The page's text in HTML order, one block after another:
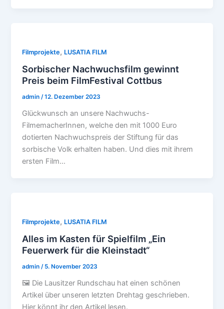
Filmprojekte, LUSATIA FILM
Sorbischer Nachwuchsfilm gewinnt
Preis beim FilmFestival Cottbus
admin/12. Dezember 2023
Glückwunsch an unsere Nachwuchs-
FilmemacherInnen, welche den mit 1000 Euro
dotierten Nachwuchspreis der Stiftung für das
sorbische Volk erhalten haben. Und dies mit ihrem
ersten Film…
Filmprojekte, LUSATIA FILM
Alles im Kasten für Spielfilm „Ein
Feuerwerk für die Kleinstadt“
admin/ 5. November 2023
🖼️ Die Lausitzer Rundschau hat einen schönen
Artikel über unseren letzten Drehtag geschrieben.
Hier könnt ihr den Artikel lesen.